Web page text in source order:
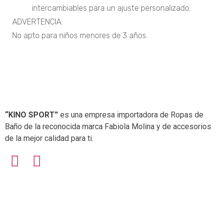
intercambiables para un ajuste personalizado.
ADVERTENCIA:
No apto para niños menores de 3 años.
“KINO SPORT” es una empresa importadora de Ropas de
Baño de la reconocida marca Fabiola Molina y de accesorios
de la mejor calidad para ti.